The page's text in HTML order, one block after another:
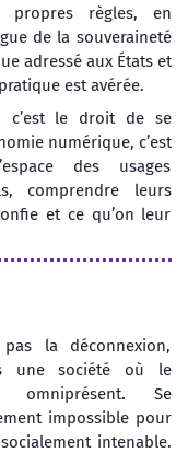
propres règles, en
de la souveraineté
adressé aux États et
est avérée.
c’est le droit de se
numérique, c’est
des usages
comprendre leurs
et ce qu’on leur
pas la déconnexion,
une société où le
omniprésent. Se
impossible pour
intenable.